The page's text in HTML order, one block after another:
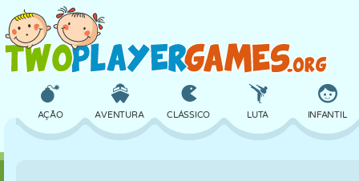
AÇÃO AVENTURA CLÁSSICO LUTA INFANTIL